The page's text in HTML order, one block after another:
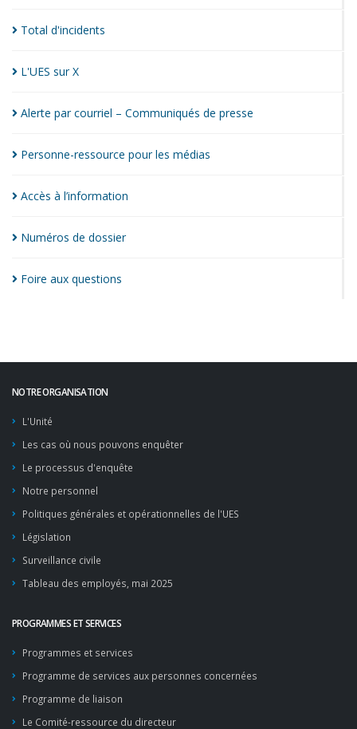
Total d'incidents
L'UES surX
Alerte par courriel – Communiqués de presse
Personne-ressource pour les médias
Accès à l’information
Numéros de dossier
Foire aux questions
NOTRE ORGANISATION
L'Unité
Les cas où nous pouvons enquêter
Le processus d'enquête
Notre personnel
Politiques générales et opérationnelles de l'UES
Législation
Surveillance civile
Tableau des employés, mai 2025
PROGRAMMES ET SERVICES
Programmes et services
Programme de services aux personnes concernées
Programme de liaison
Le Comité-ressource du directeur